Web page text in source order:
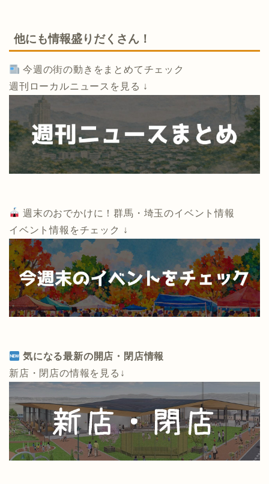
他にも情報盛りだくさん！
今週の街の動きをまとめてチェック
週刊ローカルニュースを見る ↓
週末のおでかけに！群馬・埼玉のイベント情報
イベント情報をチェック ↓
気になる最新の開店・閉店情報
新店・閉店の情報を見る↓